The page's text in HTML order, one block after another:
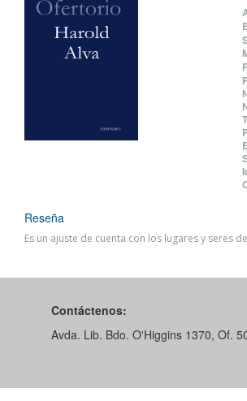
Reseña
Es un ajuste de cuenta con los lugares y seres
Contáctenos:
Avda. Lib. Bdo. O'Higgins 1370, Of.